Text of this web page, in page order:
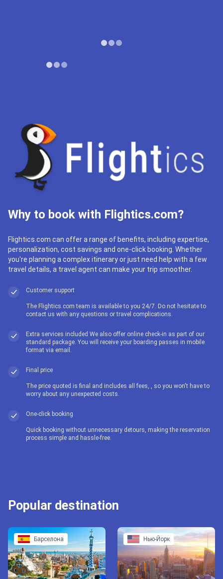
Why to book with Flightics.com?
Flightics.com can offer a range of benefits, including expertise,
personalization, cost savings and one-click booking. Whether
you're planning a complex itinerary or just need help with a few
travel details, a travel agent can make your trip smoother.
Customer support
The Flightics.com team is available to you 24/7. Do not hesitate to
contact us with any questions or travel complications.
Extra services included We also offer online check-in as part of our
standard package. You will receive your boarding passes in mobile
format via email.
Final price
The price quoted is final and includes all fees, , so you won't have to
worry about any unexpected costs.
One-click booking
Quick booking without unnecessary detours, making the reservation
process simple and hassle-free.
Popular destination
Барселона Нью-Йорк